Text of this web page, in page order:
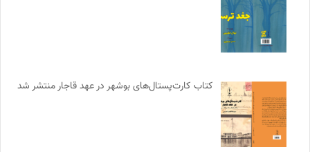
کتاب کارت‌پستال‌های بوشهر در عهد قاجار منتشر شد